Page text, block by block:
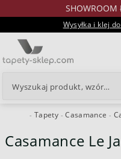
Wysyłka i klej
24H Tapety Casamance
Casamance Le